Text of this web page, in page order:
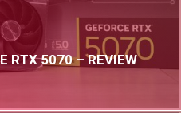
RTX 5070 – REVIEW